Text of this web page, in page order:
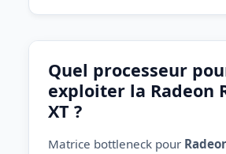
Quel processeur
exploiter la Radeon
XT ?
Matrice bottleneck pour